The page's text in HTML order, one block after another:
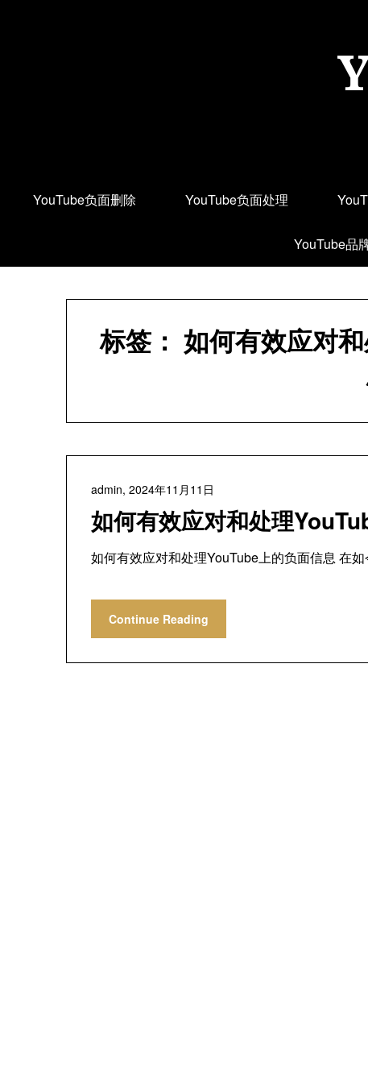
YouTube负面删除 YouTube负面处理
YouTube品
标签：如何有效应对
如何有效应对和处理
admin, 2024年11月11日
如何有效应对和处理YouTube上的负面信息 在
Continue Reading